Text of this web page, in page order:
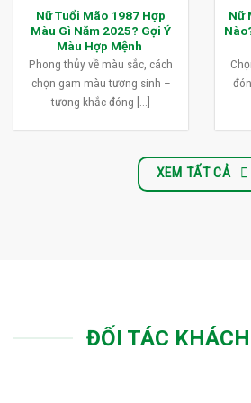
Nữ Tuổi Mão 1987 Hợp
Màu Gì Năm 2025? Gợi Ý
Màu Hợp Mệnh
Phong thủy về màu sắc, cách
chọn gam màu tương sinh –
tương khắc đóng [...]
Nữ
XEM TẤT CẢ
ĐỐI TÁC